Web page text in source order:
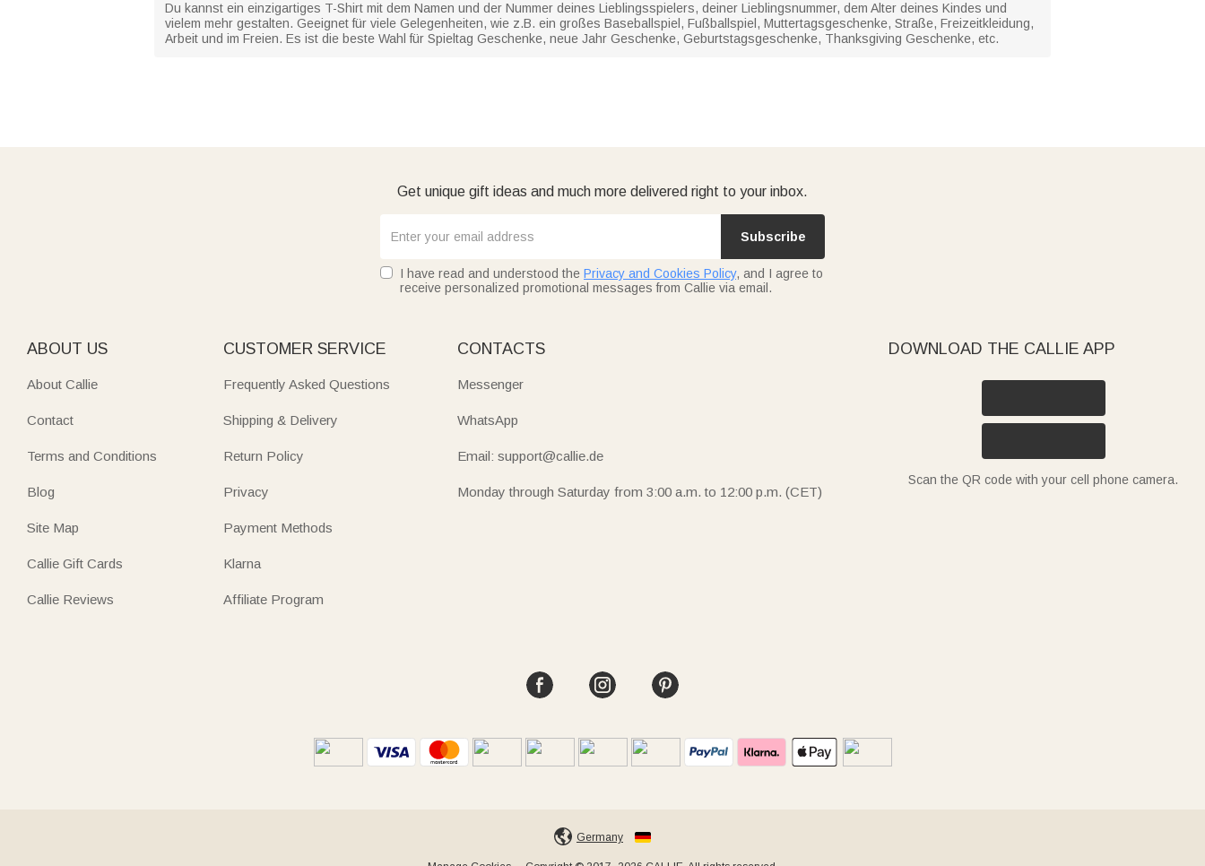
Du kannst ein einzigartiges T-Shirt mit dem Namen und der Nummer deines Lieblingsspielers, deiner Lieblingsnummer, dem Alter deines Kindes und
vielem mehr gestalten. Geeignet für viele Gelegenheiten, wie z.B. ein großes Baseballspiel, Fußballspiel, Muttertagsgeschenke, Straße, Freizeitkleidung,
Arbeit und im Freien. Es ist die beste Wahl für Spieltag Geschenke, neue Jahr Geschenke, Geburtstagsgeschenke, Thanksgiving Geschenke, etc.
Get unique gift ideas and much more delivered right to your inbox.
Subscribe
I have read and understood the Privacy and Cookies Policy, and I agree to
receive personalized promotional messages from Callie via email.
ABOUT US
About Callie
Contact
Terms and Conditions
Blog
Site Map
Callie Gift Cards
Callie Reviews
CUSTOMER SERVICE
Frequently Asked Questions
Shipping & Delivery
Return Policy
Privacy
Payment Methods
Klarna
Affiliate Program
CONTACTS
Messenger
WhatsApp
Email: support@callie.de
Monday through Saturday from 3:00 a.m. to 12:00 p.m. (CET)
DOWNLOAD THE CALLIE APP
Scan the QR code with your cell phone camera.
Germany